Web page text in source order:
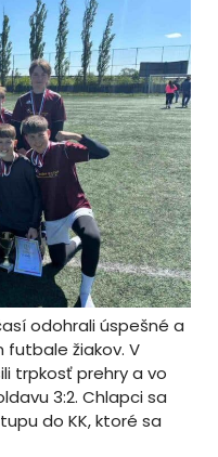
odohrali úspešné a
žiakov. V
trpkosť prehry a vo
3:2. Chlapci sa
do KK, ktoré sa